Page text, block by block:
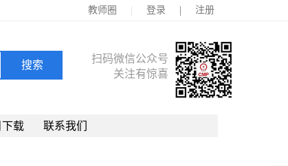
下载 联系我们
教师圈 | 登录 | 注册
扫码微信公众号
关注有惊喜